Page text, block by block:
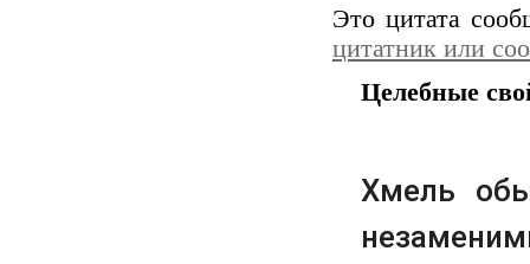
Это цитата
цитатник или
Целебные
Хмель